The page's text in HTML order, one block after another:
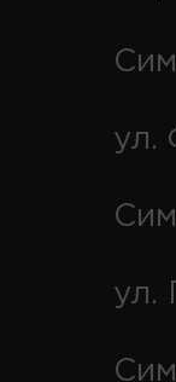
ул.
ул.